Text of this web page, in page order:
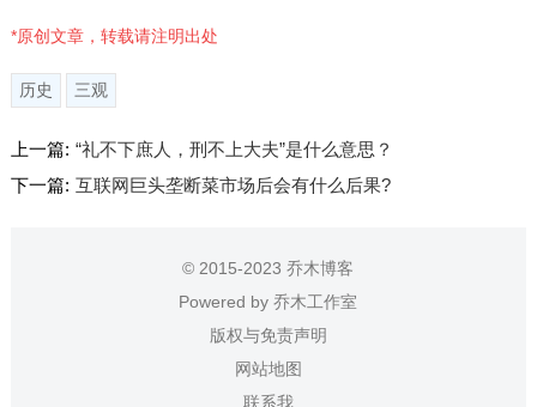
*原创文章，转载请注明出处
历史 三观
上一篇: “礼不下庶人，刑不上大夫”是什么意思？
下一篇: 互联网巨头垄断菜市场后会有什么后果?
© 2015-2023 乔木博客
Powered by乔木工作室
版权与免责声明
网站地图
联系我